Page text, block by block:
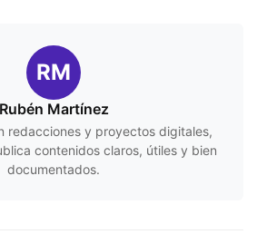
RM
Rubén Martínez
redacciones y proyectos digitales,
contenidos claros, útiles y bien
documentados.